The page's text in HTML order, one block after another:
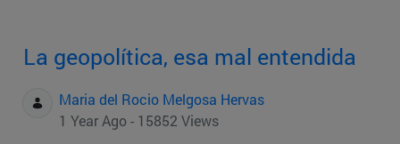
La geopolítica, esa mal entendida
Maria del Rocio Melgosa Hervas
1 Year Ago - 15852 Views